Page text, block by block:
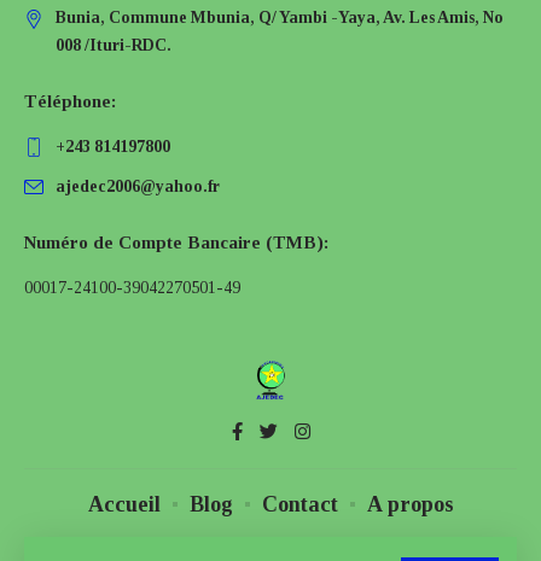
Bunia, Commune Mbunia, Q/ Yambi -Yaya, Av. Les Amis, No
008 /Ituri-RDC.
Téléphone:
+243 814197800
ajedec2006@yahoo.fr
Numéro de Compte Bancaire (TMB):
00017-24100-39042270501-49
© AJEDEC, ong. Tous droits Réservés. Designed by
Accueil Blog Contact A propos